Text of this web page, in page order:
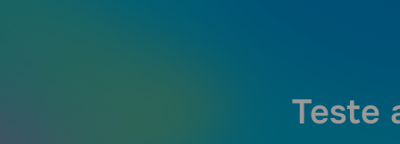
Teste